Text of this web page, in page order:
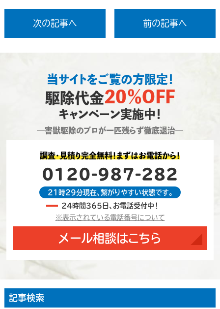
次の記事へ 前の記事へ
当サイトをご覧の方限定！
駆除代金20％OFF
キャンペーン実施中！
―害獣駆除のプロが一匹残らず徹底退治―
調査・見積り完全無料！まずはお電話から！
0120-987-282
21時29分現在、繋がりやすい状態です。
24時間365日、お電話受付中！
※表示されている電話番号について
メール相談はこちら
記事検索